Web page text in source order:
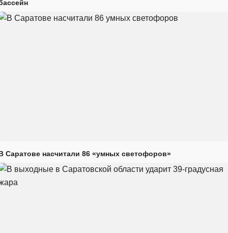
Саратове насчитали 86 «умных светофоров»